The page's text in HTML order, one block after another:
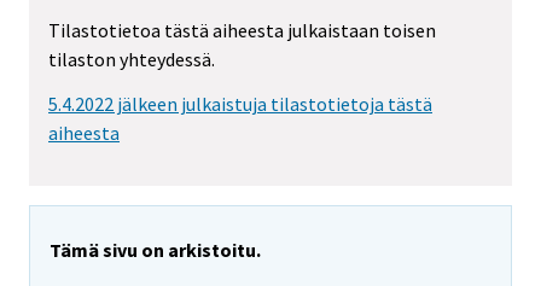
Tilastotietoa tästä aiheesta julkaistaan toisen
tilaston yhteydessä.
5.4.2022 jälkeen julkaistuja tilastotietoja tästä
aiheesta
Tämä sivu on arkistoitu.